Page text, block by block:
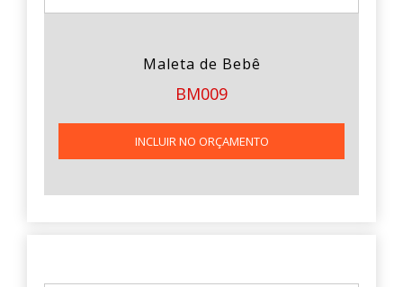
Maleta de Bebê
BM009
INCLUIR NO ORÇAMENTO